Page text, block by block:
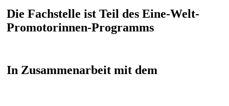
Die Fachstelle ist Teil des Eine-Welt-
Promotorinnen-Programms
In Zusammenarbeit mit dem